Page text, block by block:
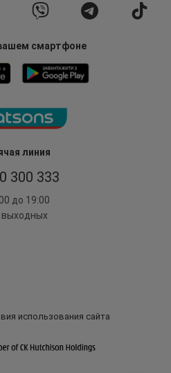
линия
300 333
до 19:00
выходных
смартфоне
использования сайта